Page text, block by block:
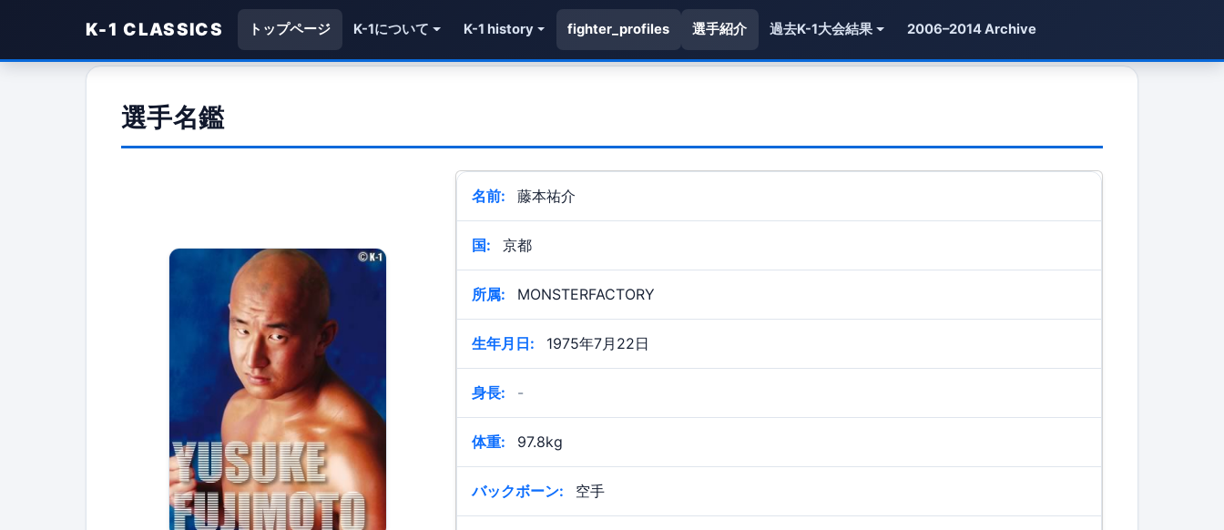
K-1 CLASSICS トップページ K-1について K-1 history fighter_profiles 選手紹介 過去K-1大会結果 2006–2014 Archive
選手名鑑
名前: 藤本祐介
国: 京都
所属: MONSTERFACTORY
生年月日: 1975年7月22日
身長: -
体重: 97.8kg
バックボーン: 空手